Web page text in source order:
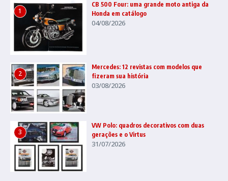
1
CB 500 Four: uma grande moto antiga da
Honda em catálogo
04/08/2026
2
Mercedes: 12 revistas com modelos que
fizeram sua história
03/08/2026
3
VW Polo: quadros decorativos com duas
gerações e o Virtus
31/07/2026